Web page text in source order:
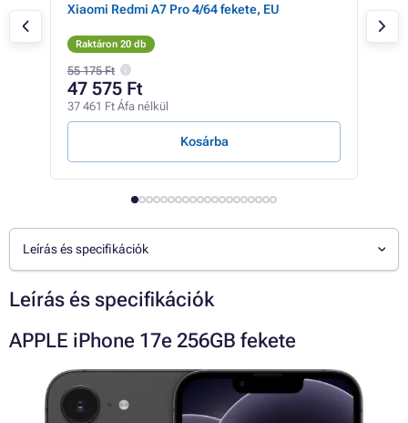
Xiaomi Redmi A7 Pro 4/64 fekete, EU
Raktáron 20 db
55 175 Ft
47 575 Ft
37 461 Ft Áfa nélkül
Kosárba
Leírás és specifikációk
Leírás és specifikációk
APPLE iPhone 17e 256GB fekete